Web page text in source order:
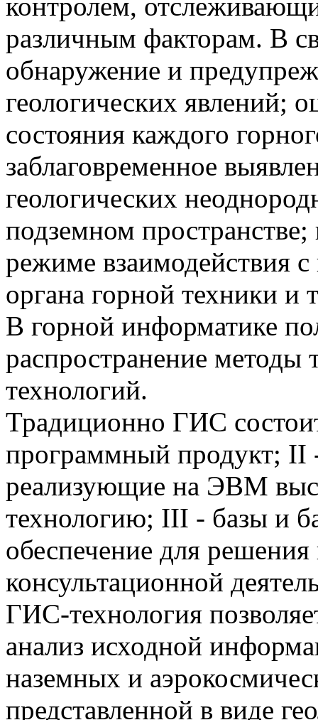
различным факторам. В
обнаружение и
геологических явлений;
состояния каждого
заблаговременное
геологических
подземном
режиме взаимодействия
органа горной техники и
В горной информатике
распространение
технологий.
Традиционно ГИС
программный продукт; II
реализующие на ЭВМ
технологию; III - базы и
обеспечение для
консультационной
ГИС-технология
анализ исходной
наземных и
представленной в виде